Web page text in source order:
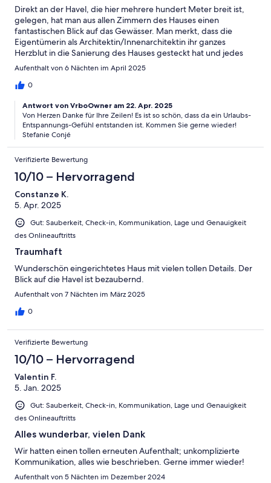
Direkt an der Havel, die hier mehrere hundert Meter breit ist,
gelegen, hat man aus allen Zimmern des Hauses einen
fantastischen Blick auf das Gewässer. Man merkt, dass die
Eigentümerin als Architektin/Innenarchitektin ihr ganzes
Herzblut in die Sanierung des Hauses gesteckt hat und jedes
Detail durchdacht hat. Mit dem Auto sind es gut fünf Minuten
zum Bahnhof Werder, der mit einem sehr großen P&R-Parkhaus
ausgestattet ist. Potsdam ist in 10 Minuten, Berlin HBf. in 25
Ein Spaziergang auf den Wichtelberg wird mit einem sehr
schönen Ausblick über die Havellandschaft belohnt.Wir
kommen gerne wieder.
Aufenthalt von 6 Nächten im April 2025
0
Antwort von VrboOwner am 22. Apr. 2025
Von Herzen Danke für Ihre Zeilen! Es ist so schön, dass da ein Urlaubs-
Entspannungs-Gefühl entstanden ist. Kommen Sie gerne wieder!
Stefanie Conjé
Verifizierte Bewertung
10/10 – Hervorragend
Constanze K.
5. Apr. 2025
Gut: Sauberkeit, Check-in, Kommunikation, Lage und Genauigkeit
des Onlineauftritts
Traumhaft
Wunderschön eingerichtetes Haus mit vielen tollen Details. Der
Blick auf die Havel ist bezaubernd.
Aufenthalt von 7 Nächten im März 2025
0
Verifizierte Bewertung
10/10 – Hervorragend
Valentin F.
5. Jan. 2025
Gut: Sauberkeit, Check-in, Kommunikation, Lage und Genauigkeit
des Onlineauftritts
Alles wunderbar, vielen Dank
Wir hatten einen tollen erneuten Aufenthalt; unkomplizierte
Kommunikation, alles wie beschrieben. Gerne immer wieder!
Aufenthalt von 5 Nächten im Dezember 2024